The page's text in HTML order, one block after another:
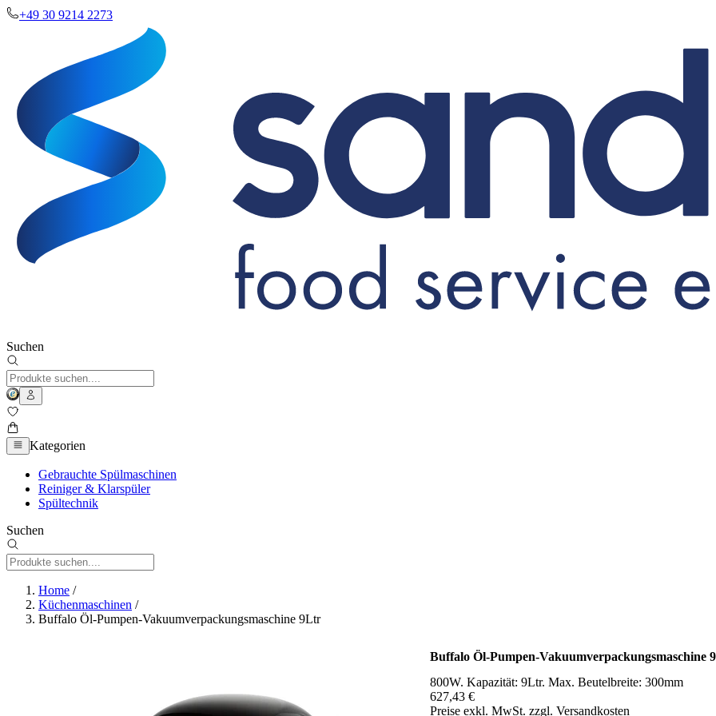
+49 30 9214 2273
Suchen
Kategorien
Gebrauchte Spülmaschinen
Reiniger & Klarspüler
Spültechnik
Suchen
Home /
Küchenmaschinen /
Buffalo Öl-Pumpen-Vakuumverpackungsmaschine 9Ltr
Buffalo Öl-Pumpen-Vakuumverpackungsmaschine
800W. Kapazität: 9Ltr. Max. Beutelbreite: 300mm
627,43 €
Preise exkl. MwSt. zzgl. Versandkosten